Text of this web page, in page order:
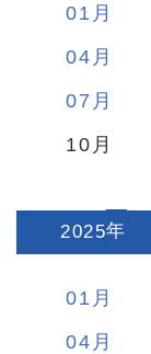
01
04
07
10
2025:
01
04